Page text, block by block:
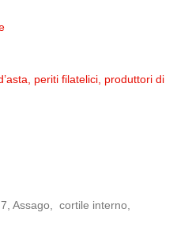
periti filatelici, produttori di
Assago, cortile interno,